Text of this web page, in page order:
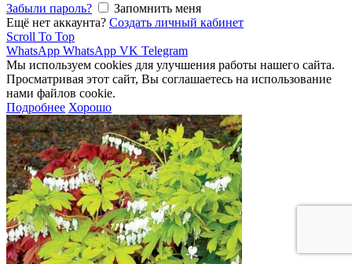
Забыли пароль?
Запомнить меня
Ещё нет аккаунта? Создать личный кабинет
Scroll To Top
WhatsApp WhatsApp VK Telegram
Мы используем cookies для улучшения работы нашего сайта.
Просматривая этот сайт, Вы соглашаетесь на использование
нами файлов cookie.
Подробнее Хорошо